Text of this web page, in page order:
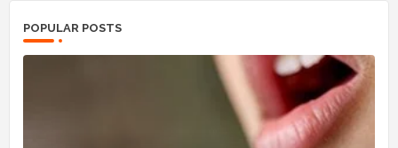
POPULAR POSTS